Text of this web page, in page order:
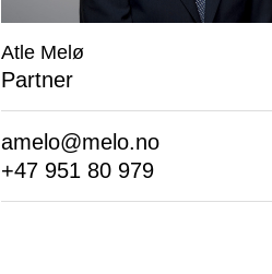
Atle Melø
Partner
amelo@melo.no
+47 951 80 979